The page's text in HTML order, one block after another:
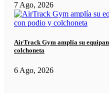
7 Ago, 2026
AirTrack Gym amplía su
colchoneta
6 Ago, 2026